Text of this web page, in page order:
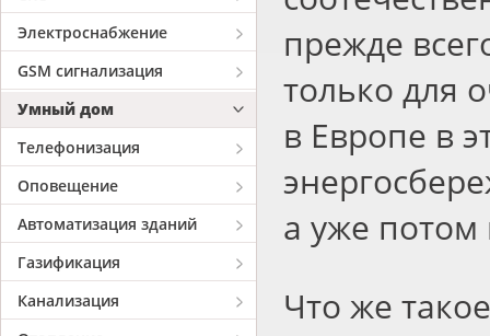
Электроснабжение
GSM сигнализация
Умный дом
Телефонизация
Оповещение
Автоматизация зданий
Газификация
Канализация
прежде
только для
в Европе в
а уже
Что же